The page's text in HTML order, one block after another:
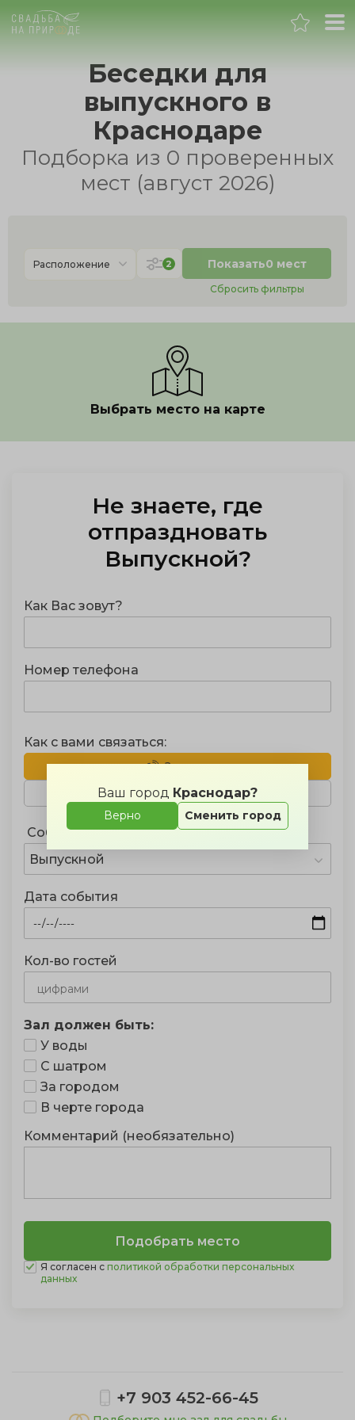
Ваш город Краснодар?
Верно Сменить город
Краснодар
День рождения
Новогодний корпоратив
Беседки для
выпускного в
Краснодаре
Подборка из 0 проверенных
мест (август 2026)
Расположение 2 Показать0 мест
Сбросить фильтры
Выбрать место на карте
Не знаете, где
отпраздновать
Выпускной?
Как Вас зовут?
Номер телефона
Событие
Выпускной
Дата события
Кол-во гостей
Зал должен быть:
У воды
С шатром
За городом
В черте города
Как с вами связаться:
Звонок
WhatsApp
Telegram
Комментарий (необязательно)
Я согласен с политикой обработки персональных
данных
+7 903 452-66-45